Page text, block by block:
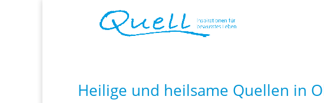
Heilige und heilsame Quellen in